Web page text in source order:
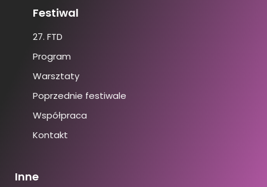
Festiwal
27. FTD
Program
Warsztaty
Poprzednie festiwale
Współpraca
Kontakt
Inne